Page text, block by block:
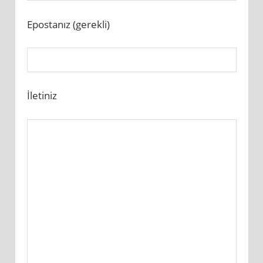
Epostanız (gerekli)
İletiniz